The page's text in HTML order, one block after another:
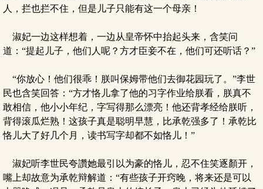
人，拦也拦不住，但是儿子只能有这一个母亲！
淑妃一边这样想着，一边从皇帝怀中抬起头来，含笑问
道：“提起儿子，他们人呢？方才臣妾不在，他们可还听话？”
“你放心！他们很乖！朕叫保姆带他们去御花园玩了。”李世
民也含笑回答：“方才恪儿拿了他的习字作业给朕看，朕真不
敢相信，他小小年纪，字写得那么漂亮！他还背孝经给朕听，
背得滚瓜烂熟！这孩子真是聪明早慧，比承乾强多了！承乾比
恪儿大了好几个月，读书写字却都不如恪儿！”
淑妃听李世民夸讚她最引以为豪的恪儿，忍不住笑逐顏开，
嘴上却故意为承乾辩解道：“有些孩子开窍晚，将来还是可以